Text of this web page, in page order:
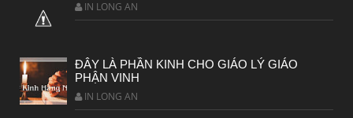
IN LONG AN
ĐÂY LÀ PHẦN KINH CHO GIÁO LÝ GIÁO
PHẬN VINH
IN LONG AN